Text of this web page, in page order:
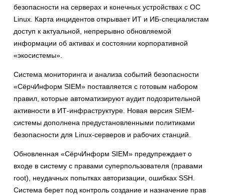
безопасности на серверах и конечных устройствах с ОС
Linux. Карта инцидентов открывает ИТ и ИБ-специалистам
доступ к актуальной, непрерывно обновляемой
информации об активах и состоянии корпоративной
«экосистемы».
Система мониторинга и анализа событий безопасности
«СёрчИнформ SIEM» поставляется с готовым набором
правил, которые автоматизируют аудит подозрительной
активности в ИТ-инфраструктуре. Новая версия SIEM-
системы дополнена предустановленными политиками
безопасности для Linux-серверов и рабочих станций.
Обновленная «СёрчИнформ SIEM» предупреждает о
входе в систему с правами суперпользователя (правами
root), неудачных попытках авторизации, ошибках SSH.
Система берет под контроль создание и назначение прав